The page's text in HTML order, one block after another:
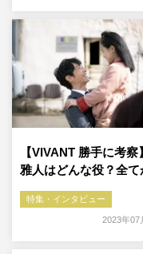
【VIVANT 勝手に考察
雅人はどんな役？全
特集・インタビュー
2023年07